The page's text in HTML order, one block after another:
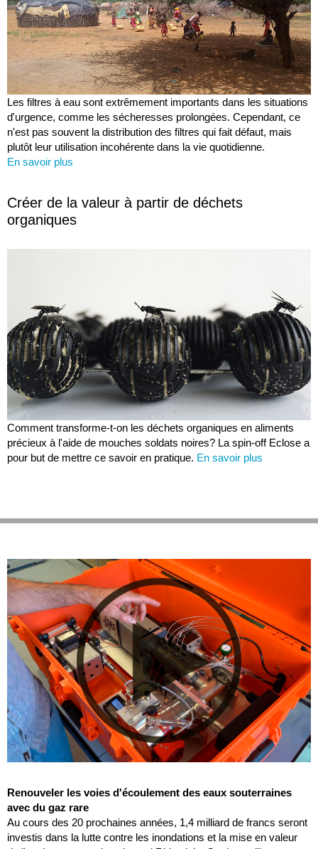
Les filtres à eau sont extrêmement importants dans les situations
d'urgence, comme les sécheresses prolongées. Cependant, ce
n'est pas souvent la distribution des filtres qui fait défaut, mais
plutôt leur utilisation incohérente dans la vie quotidienne.
En savoir plus
Créer de la valeur à partir de déchets
organiques
Comment transforme-t-on les déchets organiques en aliments
précieux à l'aide de mouches soldats noires? La spin-off Eclose a
pour but de mettre ce savoir en pratique. En savoir plus
Renouveler les voies d'écoulement des eaux souterraines
avec du gaz rare
Au cours des 20 prochaines années, 1,4 milliard de francs seront
investis dans la lutte contre les inondations et la mise en valeur